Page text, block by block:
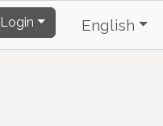
Login English